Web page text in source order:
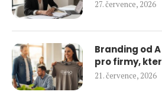
27. července, 2026
Branding od
pro firmy,
21. července, 2026